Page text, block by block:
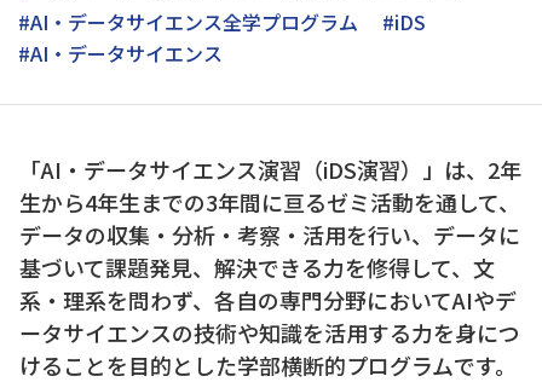
#AI・データサイエンス全学プログラム
#iDS
#AI・データサイエンス
「AI・データサイエンス演習（iDS演習）」は、2年
生から4年生までの3年間に亘るゼミ活動を通して、
データの収集・分析・考察・活用を行い、データに
基づいて課題発見、解決できる力を修得して、文
系・理系を問わず、各自の専門分野においてAIやデ
ータサイエンスの技術や知識を活用する力を身につ
けることを目的とした学部横断的プログラムです。